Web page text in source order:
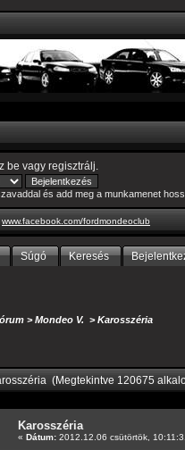
be vagy regisztrálj
és add meg a munkamenet
www.facebook.com/fordmondeoclub
Súgó Keresés
>Mondeo V. >Karosszéria
(Megtekintve 120675
Karosszéria
« Dátum: 2012.12.06 csütörtök,